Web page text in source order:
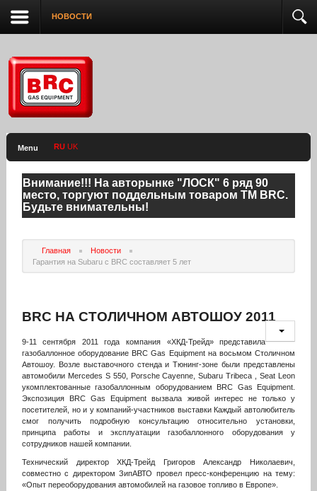
НОВОСТИ
Menu RU UK
Внимание!!! На авторынке "ЛОСК" 6 ряд 90
место, торгуют поддельным товаром ТМ BRC.
Будьте внимательны!
Главная
Новости
Гарантия на Subaru с BRC составляет 5 лет
BRC НА СТОЛИЧНОМ АВТОШОУ 2011
9-11 сентября 2011 года компания «ХКД-Трейд» представила
газобаллонное оборудование BRC Gas Еquipment на восьмом Столичном
Автошоу. Возле выставочного стенда и Тюнинг-зоне были представлены
автомобили Mercedes S 550, Porsche Cayenne, Subaru Tribeca , Seat Leon
укомплектованные газобаллонным оборудованием BRC Gas Equipment.
Экспозиция BRC Gas Equipment вызвала живой интерес не только у
посетителей, но и у компаний-участников выставки Каждый автолюбитель
смог получить подробную консультацию относительно установки,
принципа работы и эксплуатации газобаллонного оборудования у
сотрудников нашей компании.
Технический директор ХКД-Трейд Григоров Александр Николаевич,
совместно с директором ЗипАВТО провел пресс-конференцию на тему:
«Опыт переоборудования автомобилей на газовое топливо в Европе».